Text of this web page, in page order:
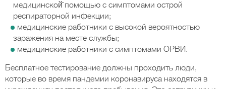
медицинской̆ помощью с симптомами острой
респираторной инфекции;
медицинские работники с высокой вероятностью
заражения на месте службы;
медицинские работники с симптомами ОРВИ.
Бесплатное тестирование должны проходить люди,
которые во время пандемии коронавируса находятся в